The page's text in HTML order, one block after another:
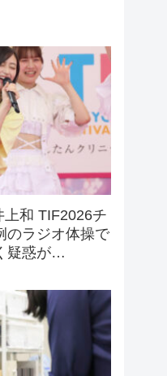
上和 TIF2026チ
のラジオ体操で
疑惑が…